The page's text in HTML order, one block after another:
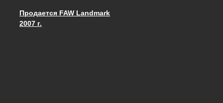
Запись навигация
Продается FAW Landmark
2007 г.